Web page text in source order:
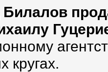
кругах.